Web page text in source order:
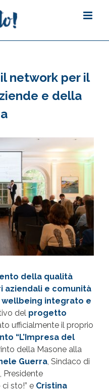
network per il
e della
della qualità
aziendali e comunità
integrato e
del progetto
ufficialmente il proprio
“L’Impresa del
della Masone alla
Guerra , Sindaco di
, Presidente
ci sto!” e Cristina